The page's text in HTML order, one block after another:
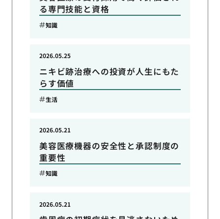
る専門技能と資格
知識
ニキビ跡治療への投資が人生にもた
らす価値
2026.05.25
生活
美容医療機器の安全性と承認制度の
重要性
2026.05.21
知識
2026.05.21